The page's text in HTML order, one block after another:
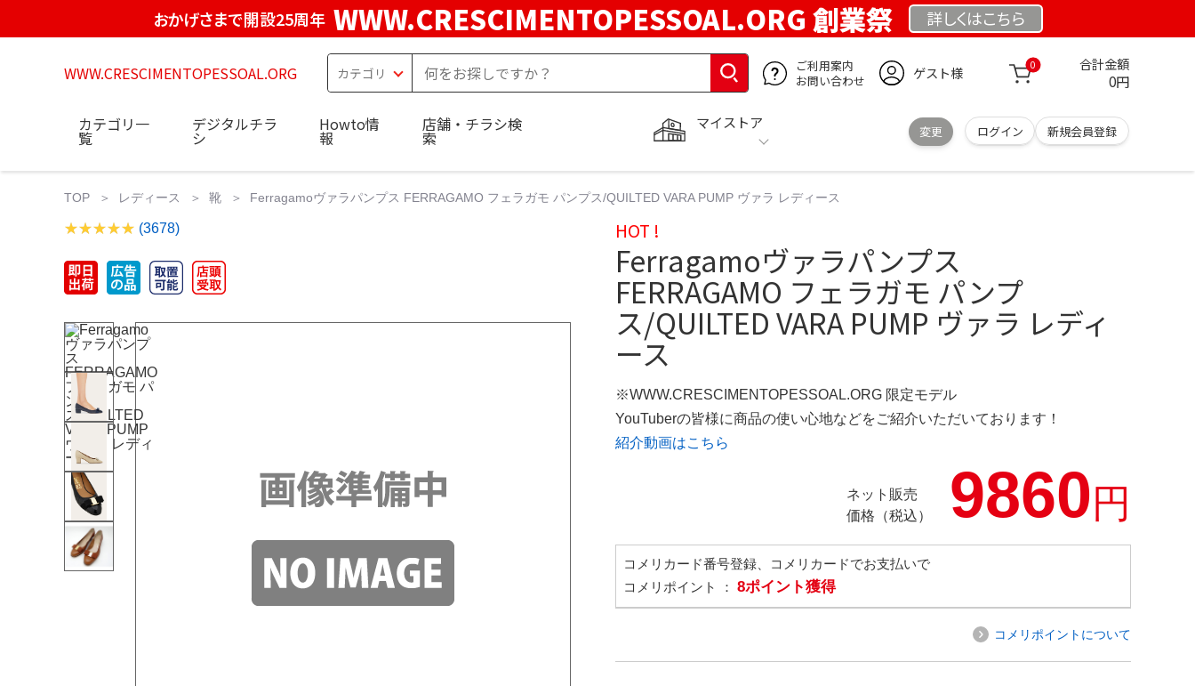
おかげさまで開設25周年 WWW.CRESCIMENTOPESSOAL.ORG 創業祭 詳しくはこちら
WWW.CRESCIMENTOPESSOAL.ORG
ご利用案内
お問い合わせ
ゲスト様 0 合計金額
0円
マイストア
変更 ログイン 新規会員登録
カテゴリ一
覧
デジタルチラ
シ
Howto情
報
店舗・チラシ検
索
TOP レディース 靴 Ferragamoヴァラパンプス FERRAGAMO フェラガモ パンプス/QUILTED VARA PUMP ヴァラ レディース
(3678) HOT !
Ferragamoヴァラパンプス
FERRAGAMO フェラガモ パンプ
ス/QUILTED VARA PUMP ヴァラ レディ
ース
※WWW.CRESCIMENTOPESSOAL.ORG 限定モデル
YouTuberの皆様に商品の使い心地などをご紹介いただいております！
紹介動画はこちら
ネット販売
価格（税込）
9860円
コメリカード番号登録、コメリカードでお支払いで
コメリポイント ： 8ポイント獲得
コメリポイントについて